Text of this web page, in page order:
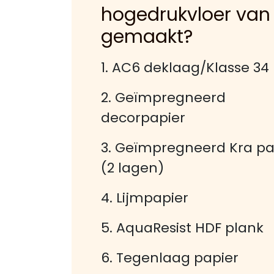
hogedrukvloer van
gemaakt?
1. AC6 deklaag/Klasse 34
2. Geïmpregneerd
decorpapier
3. Geïmpregneerd Kra
(2 lagen)
4. Lijmpapier
5. AquaResist HDF plank
6. Tegenlaag papier